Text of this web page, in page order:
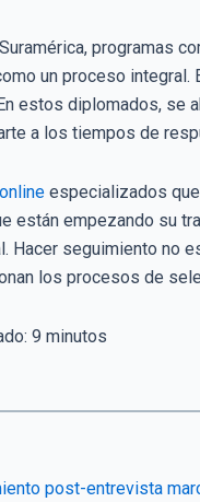
programas
un proceso
estos diplomados, se
a los tiempos de
especializados
están empezando su
Hacer seguimiento no
los procesos de
9 minutos
post-entrevista